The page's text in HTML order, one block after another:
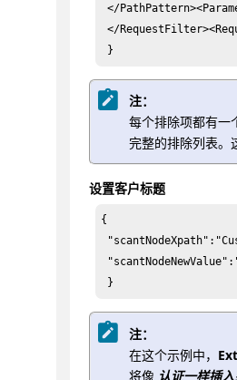
</
</
}
注：
每个排除项都有一
完整的排除列表。
设置客户标题
{
}
注：
在这个示例中，
将像 认证一样插入